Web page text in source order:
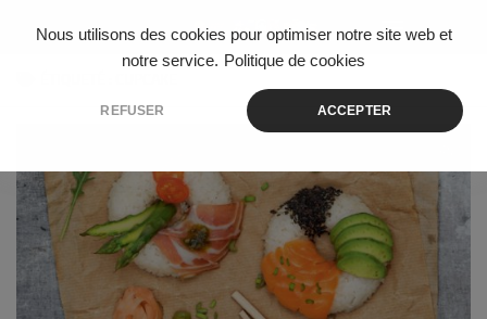
Nous utilisons des cookies pour optimiser notre site web et
notre service. Politique de cookies
REFUSER ACCEPTER
Skip to content